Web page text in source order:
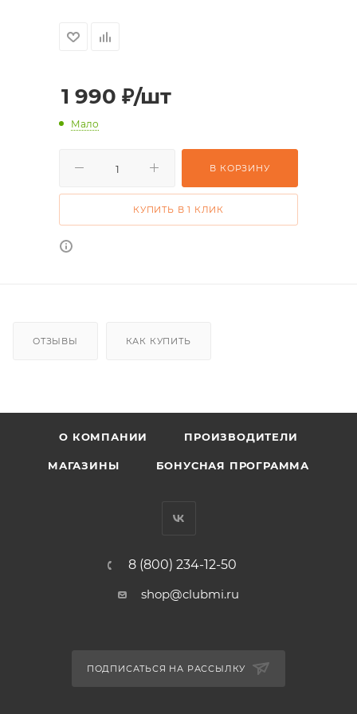
1 990 ₽/шт
Мало
В КОРЗИНУ
КУПИТЬ В 1 КЛИК
ОТЗЫВЫ КАК КУПИТЬ
О КОМПАНИИ ПРОИЗВОДИТЕЛИ
МАГАЗИНЫ БОНУСНАЯ ПРОГРАММА
8 (800) 234-12-50
shop@clubmi.ru
ПОДПИСАТЬСЯ НА РАССЫЛКУ